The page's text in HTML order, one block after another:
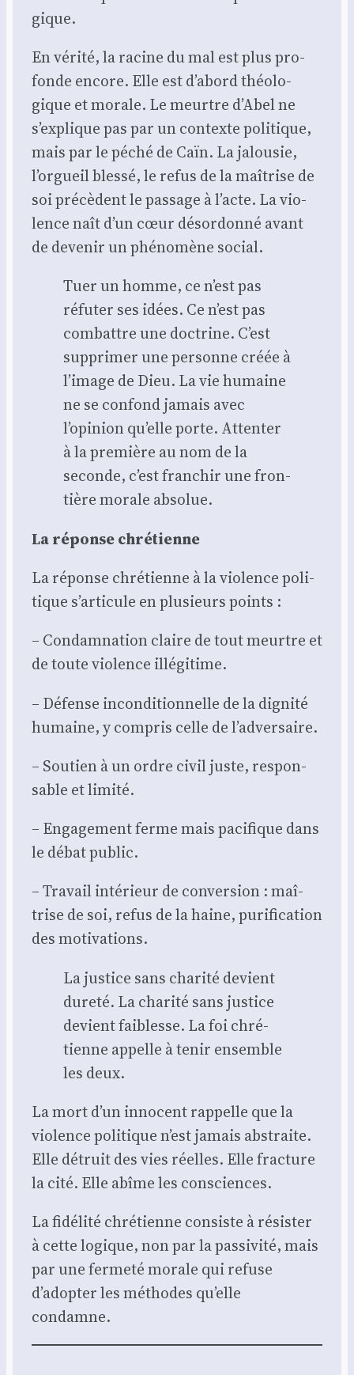
gique.
En véri­té, la racine du mal est plus pro­
fonde encore. Elle est d’abord théo­lo­
gique et morale. Le meurtre d’Abel ne
s’explique pas par un contexte poli­tique,
mais par le péché de Caïn. La jalou­sie,
l’orgueil bles­sé, le refus de la maî­trise de
soi pré­cèdent le pas­sage à l’acte. La vio­
lence naît d’un cœur désor­don­né avant
de deve­nir un phé­no­mène social.
Tuer un homme, ce n’est pas
réfu­ter ses idées. Ce n’est pas
com­battre une doc­trine. C’est
sup­pri­mer une per­sonne créée à
l’image de Dieu. La vie humaine
ne se confond jamais avec
l’opinion qu’elle porte. Atten­ter
à la pre­mière au nom de la
seconde, c’est fran­chir une fron­
tière morale abso­lue.
La réponse chré­tienne
La réponse chré­tienne à la vio­lence poli­
tique s’articule en plu­sieurs points :
– Condam­na­tion claire de tout meurtre et
de toute vio­lence illé­gi­time.
– Défense incon­di­tion­nelle de la digni­té
humaine, y com­pris celle de l’adversaire.
– Sou­tien à un ordre civil juste, res­pon­
sable et limi­té.
– Enga­ge­ment ferme mais paci­fique dans
le débat public.
– Tra­vail inté­rieur de conver­sion : maî­
trise de soi, refus de la haine, puri­fi­ca­tion
des moti­va­tions.
La jus­tice sans cha­ri­té devient
dure­té. La cha­ri­té sans jus­tice
devient fai­blesse. La foi chré­
tienne appelle à tenir ensemble
les deux.
La mort d’un inno­cent rap­pelle que la
vio­lence poli­tique n’est jamais abs­traite.
Elle détruit des vies réelles. Elle frac­ture
la cité. Elle abîme les consciences.
La fidé­li­té chré­tienne consiste à résis­ter
à cette logique, non par la pas­si­vi­té, mais
par une fer­me­té morale qui refuse
d’adopter les méthodes qu’elle
condamne.